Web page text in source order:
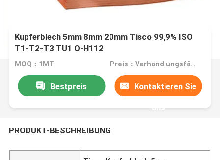
Kupferblech 5mm 8mm 20mm Tisco 99,9% ISO
T1-T2-T3 TU1 O-H112
MOQ：1MT Preis：Verhandlungsfähig
Bestpreis Kontaktieren Sie
uns
PRODUKT-BESCHREIBUNG